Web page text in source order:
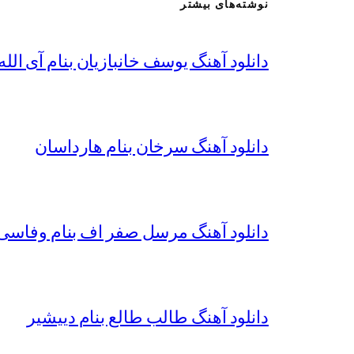
نوشته‌های بیشتر
دانلود آهنگ یوسف خانبازیان بنام آی
دانلود آهنگ سرخان بنام هارداسان
دانلود آهنگ مرسل صفر اف بنام
دانلود آهنگ طالب طالع بنام دییشیر